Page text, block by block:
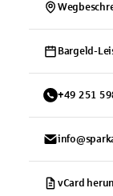
Bargeld-
+49 251
vCard